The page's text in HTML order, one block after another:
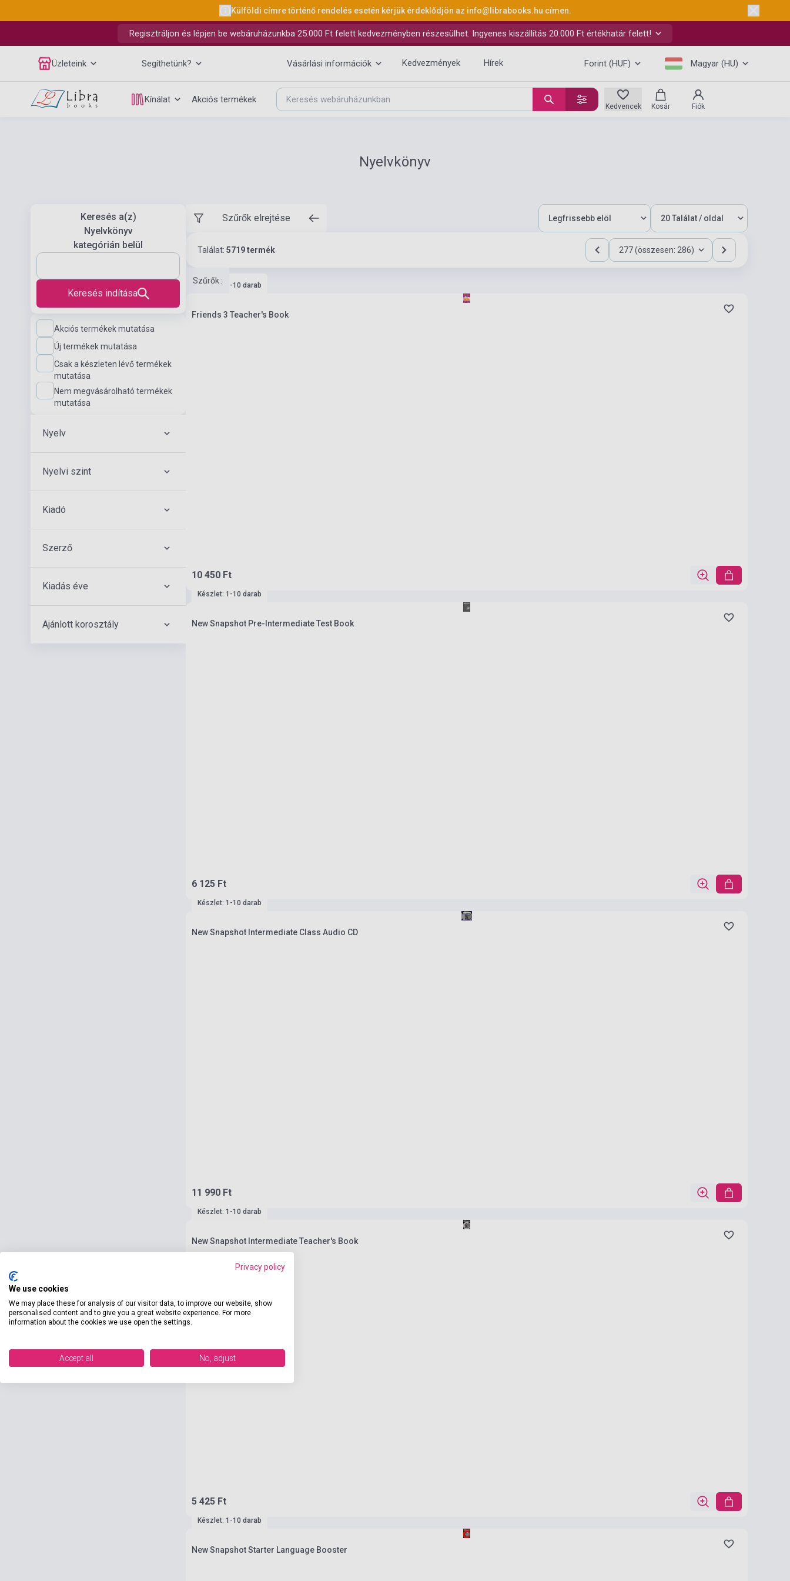
Külföldi címre történő rendelés esetén kérjük érdeklődjön az info@librabooks.hu címen.
Regisztráljon és lépjen be webáruházunkba 25.000 Ft felett kedvezményben részesülhet. Ingyenes kiszállítás 20.000 Ft értékhatár felett!
Üzleteink Segíthetünk? Vásárlási információk Kedvezmények Hírek Forint (HUF) Magyar (HU)
Kínálat Akciós termékek
Kedvencek Kosár Fiók
Nyelvkönyv
Keresés a(z)
Nyelvkönyv
kategórián belül
Keresés indítása
Akciós termékek mutatása
Új termékek mutatása
Csak a készleten lévő termékek
mutatása
Nem megvásárolható termékek
mutatása
Nyelv
Nyelvi szint
Kiadó
Szerző
Kiadás éve
Ajánlott korosztály
Szűrők elrejtése
Találat: 5719 termék 277 (összesen: 286)
Szűrők:
Készlet: 1-10 darab
Friends 3 Teacher's Book
10 450 Ft
Készlet: 1-10 darab
New Snapshot Pre-Intermediate Test Book
6 125 Ft
Készlet: 1-10 darab
New Snapshot Intermediate Class Audio CD
11 990 Ft
Készlet: 1-10 darab
New Snapshot Intermediate Teacher's Book
5 425 Ft
Készlet: 1-10 darab
New Snapshot Starter Language Booster
Privacy policy
We use cookies
We may place these for analysis of our visitor data, to improve our website, show
personalised content and to give you a great website experience. For more
information about the cookies we use open the settings.
Accept all No, adjust